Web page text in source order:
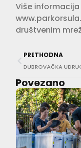
Više
društvenim
PRETHODNA
Povezano